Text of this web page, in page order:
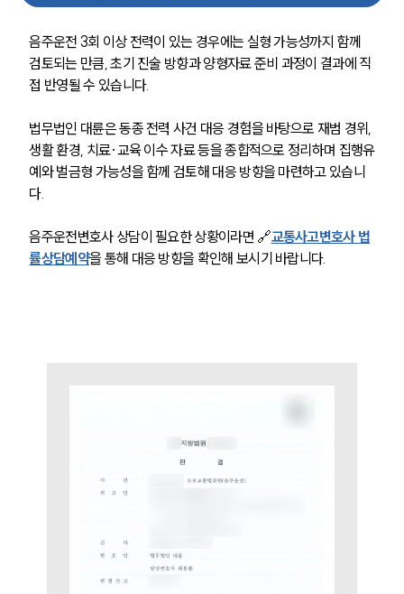
대륜의 강점
오시는 길
음주운전 3회 이상 전력이 있는 경우에는 실형 가능성까지 함께
검토되는 만큼, 초기 진술 방향과 양형자료 준비 과정이 결과에 직
접 반영될 수 있습니다.
법무법인 대륜은 동종 전력 사건 대응 경험을 바탕으로 재범 경위,
생활 환경, 치료·교육 이수 자료 등을 종합적으로 정리하며 집행유
예와 벌금형 가능성을 함께 검토해 대응 방향을 마련하고 있습니
다.
음주운전변호사 상담이 필요한 상황이라면 🔗교통사고변호사 법
률상담예약을 통해 대응 방향을 확인해 보시기 바랍니다.